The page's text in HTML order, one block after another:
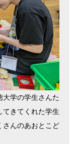
大学の学生さんた
てきてくれた学生
さんのあおとこど